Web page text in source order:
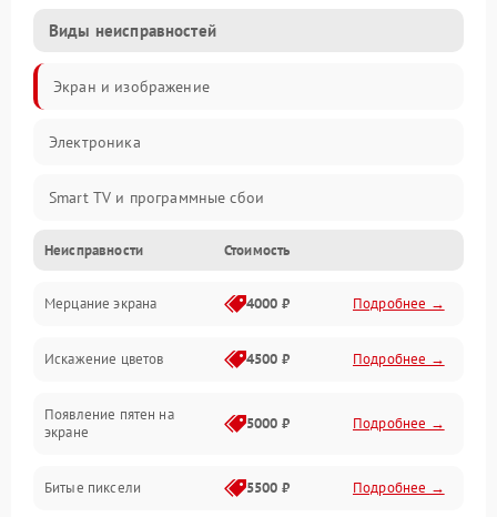
Виды неисправностей
Экран и изображение
Электроника
Smart TV и программные сбои
Питание и запуск
Подсветка и LED-модули
Звук и аудиосистема
Сигнал и приём каналов
Неисправности Стоимость
Мерцание экрана 4000 ₽ Подробнее →
Искажение цветов 4500 ₽ Подробнее →
Появление пятен на
экране
5000 ₽ Подробнее →
Битые пиксели 5500 ₽ Подробнее →